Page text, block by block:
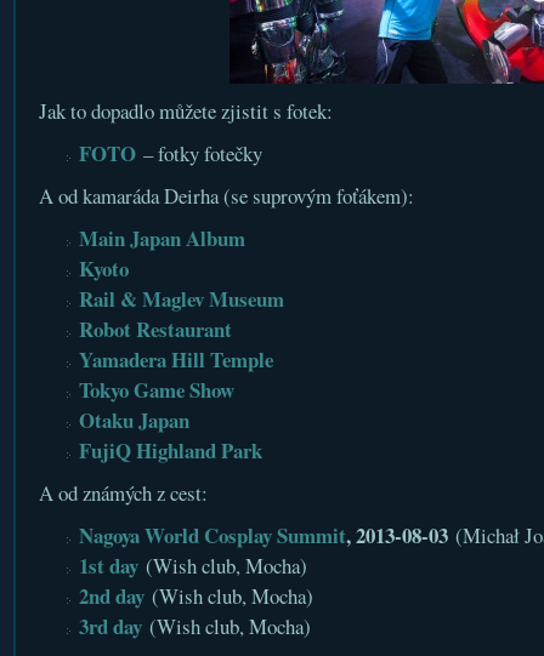
Jak to dopadlo můžete zjistit s fotek:
FOTO– fotky fotečky
A od kamaráda Deirha (se suprovým foťákem):
Main Japan Album
Kyoto
Rail & Maglev Museum
Robot Restaurant
Yamadera Hill Temple
Tokyo Game Show
Otaku Japan
FujiQ Highland Park
A od známých z cest:
Nagoya World Cosplay Summit, 2013-08-03(Michał
1st day(Wish club, Mocha)
2nd day(Wish club, Mocha)
3rd day(Wish club, Mocha)